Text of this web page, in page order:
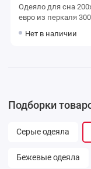
Одеяло для сна 200х220
евро из перкаля 300 г/м2
Нет в наличии
Подборки
Серые одеяла
Бежевые одеяла